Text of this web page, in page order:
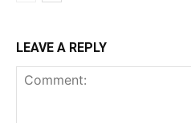
LEAVE A REPLY